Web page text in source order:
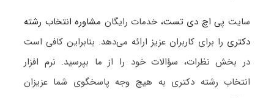
سایت پی اچ دی تست، خدمات رایگان مشاوره انتخاب رشته
دکتری را برای کاربران عزیز ارائه می‌دهد. بنابراین کافی است
در بخش نظرات، سؤالات خود را از ما بپرسید. نرم افزار
انتخاب رشته دکتری به هیچ وجه پاسخگوی شما عزیزان